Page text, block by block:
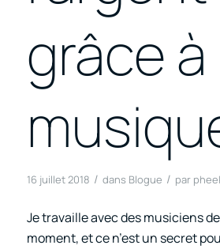
grâce à
16 juillet 2018 / dans Blogue / par
Je travaille avec des musiciens
moment, et ce n’est un secret